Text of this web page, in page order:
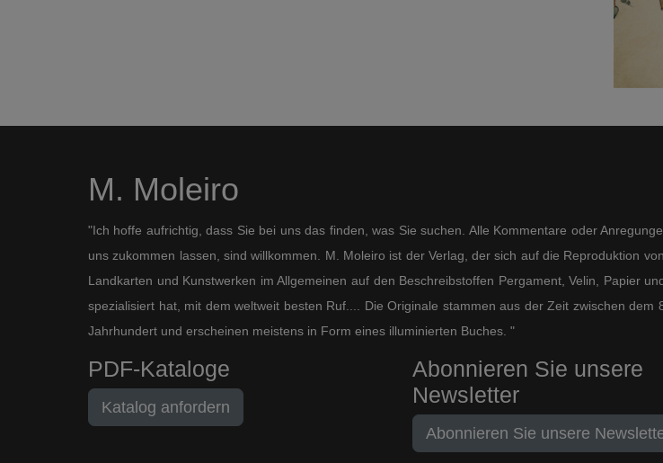
M. Moleiro
"Ich hoffe aufrichtig, dass Sie bei uns das finden, was Sie suchen. Alle Kommentare oder
uns zukommen lassen, sind willkommen. M. Moleiro ist der Verlag, der sich auf die Reproduktion
Landkarten und Kunstwerken im Allgemeinen auf den Beschreibstoffen Pergament, Velin, Papier
spezialisiert hat, mit dem weltweit besten Ruf.... Die Originale stammen aus der Zeit zwischen dem
Jahrhundert und erscheinen meistens in Form eines illuminierten Buches. "
PDF-Kataloge
Katalog anfordern
Abonnieren Sie unsere
Newsletter
Abonnieren Sie unsere